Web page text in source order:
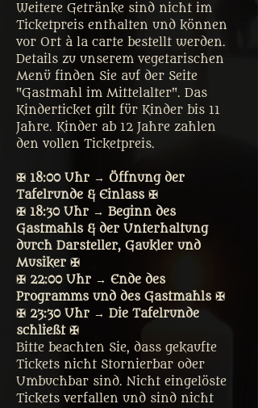
Weitere Getränke sind nicht im
Ticketpreis enthalten und können
vor Ort à la carte bestellt werden.
Details zu unserem vegetarischen
Menü finden Sie auf der Seite
"Gastmahl im Mittelalter". Das
Kinderticket gilt für Kinder bis 11
Jahre. Kinder ab 12 Jahre zahlen
den vollen Ticketpreis.
✠ 18:00 Uhr → Öffnung der
Tafelrunde & Einlass ✠
✠ 18:30 Uhr → Beginn des
Gastmahls & der Unterhaltung
durch Darsteller, Gaukler und
Musiker ✠
✠ 22:00 Uhr → Ende des
Programms und des Gastmahls ✠
✠ 23:30 Uhr → Die Tafelrunde
schließt ✠
Bitte beachten Sie, dass gekaufte
Tickets nicht Stornierbar oder
Umbuchbar sind. Nicht eingelöste
Tickets verfallen und sind nicht